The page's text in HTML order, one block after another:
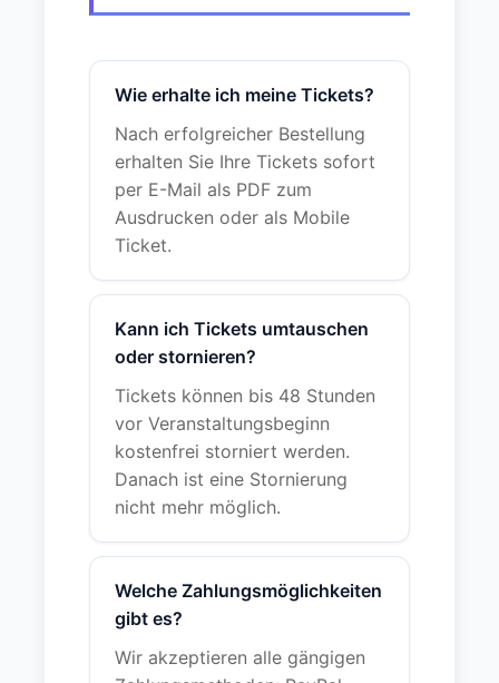
Wie erhalte ich meine Tickets?
Nach erfolgreicher Bestellung
erhalten Sie Ihre Tickets sofort
per E-Mail als PDF zum
Ausdrucken oder als Mobile
Ticket.
Kann ich Tickets umtauschen
oder stornieren?
Tickets können bis 48 Stunden
vor Veranstaltungsbeginn
kostenfrei storniert werden.
Danach ist eine Stornierung
nicht mehr möglich.
Welche Zahlungsmöglichkeiten
gibt es?
Wir akzeptieren alle gängigen